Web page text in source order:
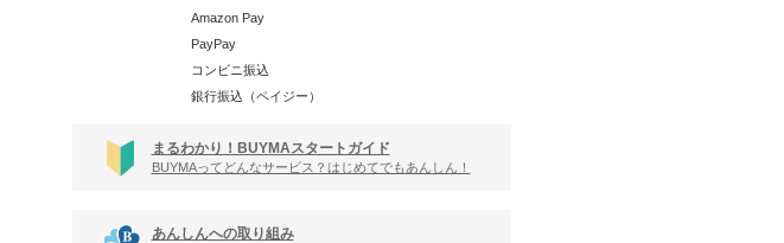
Amazon Pay
PayPay
コンビニ振込
銀行振込（ペイジー）
まるわかり！BUYMAスタートガイド
BUYMAってどんなサービス？はじめてでもあんしん！
あんしんへの取り組み